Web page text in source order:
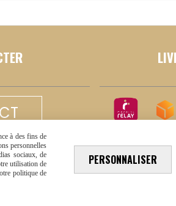
à des fins de
personnelles
sociaux, de
utilisation de
politique de
PERSONNALISER